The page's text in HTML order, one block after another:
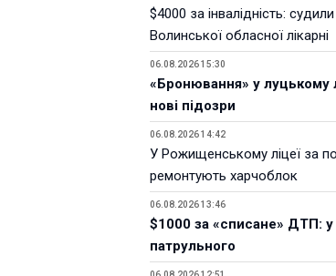
$4000 за інвалідність:
Волинської обласної лікарні
06.08.2026 15:30
«Бронювання» у луцькому
нові підозри
06.08.2026 14:42
У Рожищенському ліцеї за
ремонтують харчоблок
06.08.2026 13:46
$1000 за «списане» ДТП:
патрульного